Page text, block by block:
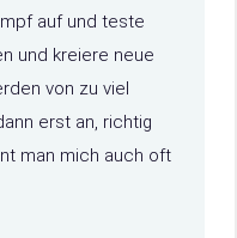
auf und teste
und kreiere neue
von zu viel
erst an, richtig
man mich auch oft